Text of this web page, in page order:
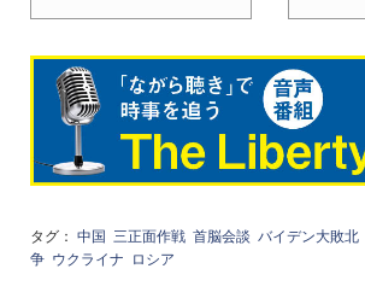
タグ： 中国 三正面作戦 首脳会談 バイデン大敗北
争 ウクライナ ロシア